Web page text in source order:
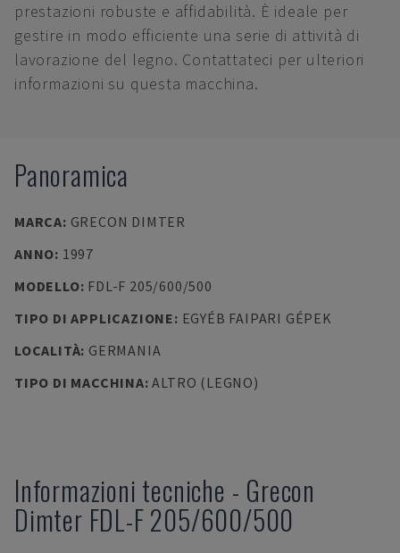
prestazioni robuste e affidabilità. È ideale per
gestire in modo efficiente una serie di attività di
lavorazione del legno. Contattateci per ulteriori
informazioni su questa macchina.
Panoramica
MARCA: GRECON DIMTER
ANNO: 1997
MODELLO: FDL-F 205/600/500
TIPO DI APPLICAZIONE: EGYÉB FAIPARI GÉPEK
LOCALITÀ: GERMANIA
TIPO DI MACCHINA:ALTRO (LEGNO)
Informazioni tecniche - Grecon
Dimter FDL-F 205/600/500